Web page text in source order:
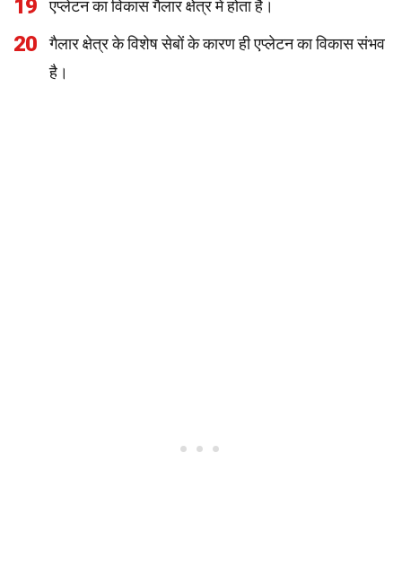
19 एप्लेटन का विकास गैलार क्षेत्र में होता है।
20
गैलार क्षेत्र के विशेष सेबों के कारण ही एप्लेटन का विकास संभव
है।